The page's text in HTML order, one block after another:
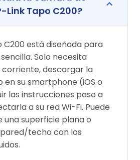
Link Tapo C200?
C200 está diseñada para
Solo necesita
descargar la
en su smartphone (iOS o
las instrucciones paso a
a su red Wi-Fi. Puede
superficie plana o
techo con los